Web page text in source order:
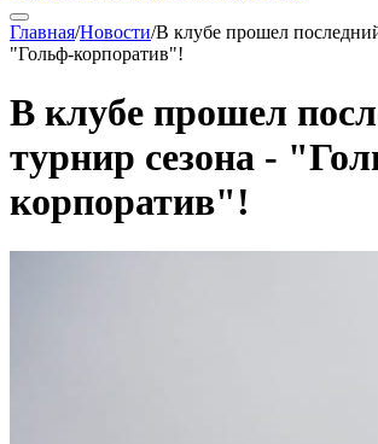
Главная/Новости/В клубе прошел
"Гольф-корпоратив"!
В клубе прошел
турнир сезона -
корпоратив"!